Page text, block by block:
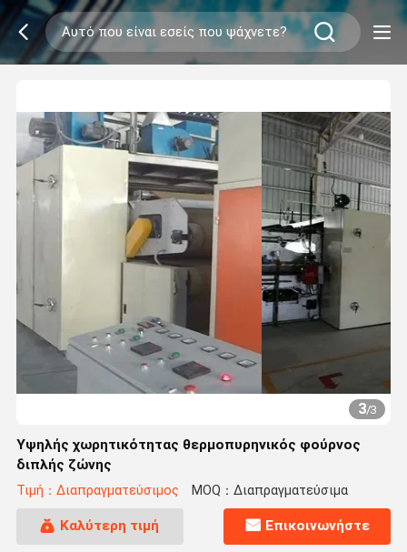
3/3
Υψηλής χωρητικότητας θερμοπυρηνικός φούρνος
διπλής ζώνης
Τιμή：Διαπραγματεύσιμος MOQ：Διαπραγματεύσιμα
Καλύτερη τιμή Επικοινωνήστε